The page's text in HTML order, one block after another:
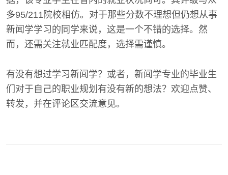
多95/211院校相仿。对于那些分数不理想但仍想从事
新闻学学习的同学来说，这是一个不错的选择。然
而，还需关注就业匹配度，选择需谨慎。
有没有想过学习新闻学？或者，新闻学专业的毕业生
们对于自己的职业规划有没有新的想法？欢迎点赞、
转发，并在评论区交流意见。